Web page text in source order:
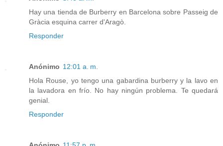
Hay una tienda de Burberry en Barcelona sobre Passeig de
Gràcia esquina carrer d'Aragò.
Responder
Anónimo 12:01 a. m.
Hola Rouse, yo tengo una gabardina burberry y la lavo en
la lavadora en frío. No hay ningún problema. Te quedará
genial.
Responder